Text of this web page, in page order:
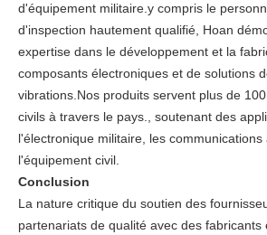
d'équipement militaire.y compris le
d'inspection hautement qualifié, Hoan
expertise dans le développement et la
composants électroniques et de solutions
vibrations.Nos produits servent plus de
civils à travers le pays., soutenant des
l'électronique militaire, les communications
l'équipement civil.
Conclusion
La nature critique du soutien des
partenariats de qualité avec des fabricants